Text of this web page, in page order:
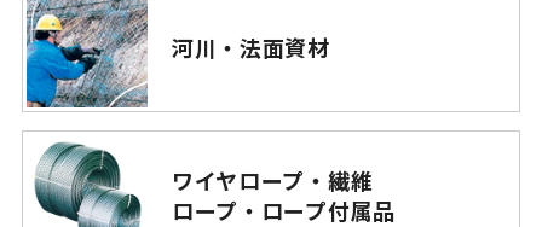
河川・法面資材
ワイヤロープ・繊維
ロープ・ロープ付属品